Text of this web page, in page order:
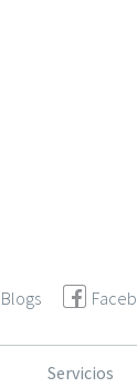
Blogs
Servicios